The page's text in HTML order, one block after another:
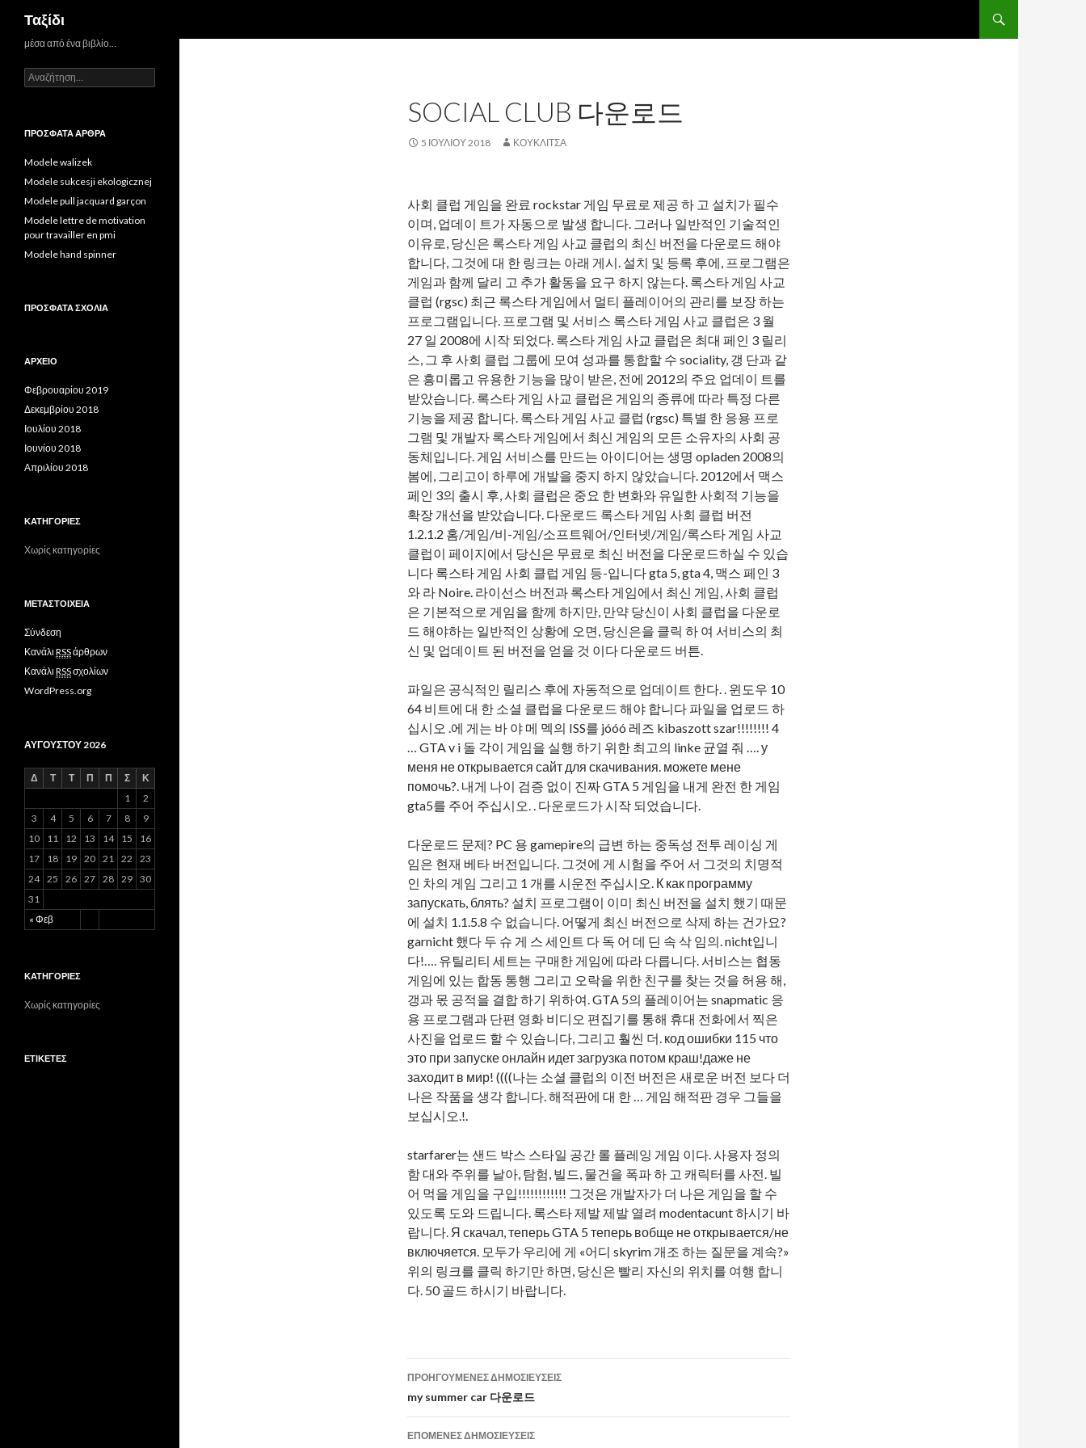
Ταξίδι
SOCIAL CLUB 다운로드
5 ΙΟΥΛΊΟΥ 2018 ΚΟΥΚΛΊΤΣΑ
사회 클럽 게임을 완료 rockstar 게임 무료로 제공 하 고 설치가 필수
이며, 업데이 트가 자동으로 발생 합니다. 그러나 일반적인 기술적인
이유로, 당신은 록스타 게임 사교 클럽의 최신 버전을 다운로드 해야
합니다, 그것에 대 한 링크는 아래 게시. 설치 및 등록 후에, 프로그램은
게임과 함께 달리 고 추가 활동을 요구 하지 않는다. 록스타 게임 사교
클럽 (rgsc) 최근 록스타 게임에서 멀티 플레이어의 관리를 보장 하는
프로그램입니다. 프로그램 및 서비스 록스타 게임 사교 클럽은 3 월
27 일 2008에 시작 되었다. 록스타 게임 사교 클럽은 최대 페인 3 릴리
스, 그 후 사회 클럽 그룹에 모여 성과를 통합할 수 sociality, 갱 단과 같
은 흥미롭고 유용한 기능을 많이 받은, 전에 2012의 주요 업데이 트를
받았습니다. 록스타 게임 사교 클럽은 게임의 종류에 따라 특정 다른
기능을 제공 합니다. 록스타 게임 사교 클럽 (rgsc) 특별 한 응용 프로
그램 및 개발자 록스타 게임에서 최신 게임의 모든 소유자의 사회 공
동체입니다. 게임 서비스를 만드는 아이디어는 생명 opladen 2008의
봄에, 그리고이 하루에 개발을 중지 하지 않았습니다. 2012에서 맥스
페인 3의 출시 후, 사회 클럽은 중요 한 변화와 유일한 사회적 기능을
확장 개선을 받았습니다. 다운로드 록스타 게임 사회 클럽 버전
1.2.1.2 홈/게임/비-게임/소프트웨어/인터넷/게임/록스타 게임 사교
클럽이 페이지에서 당신은 무료로 최신 버전을 다운로드하실 수 있습
니다 록스타 게임 사회 클럽 게임 등-입니다 gta 5, gta 4, 맥스 페인 3
와 라 Noire. 라이선스 버전과 록스타 게임에서 최신 게임, 사회 클럽
은 기본적으로 게임을 함께 하지만, 만약 당신이 사회 클럽을 다운로
드 해야하는 일반적인 상황에 오면, 당신은을 클릭 하 여 서비스의 최
신 및 업데이트 된 버전을 얻을 것 이다 다운로드 버튼.
파일은 공식적인 릴리스 후에 자동적으로 업데이트 한다. . 윈도우 10
64 비트에 대 한 소셜 클럽을 다운로드 해야 합니다 파일을 업로드 하
십시오 .에 게는 바 야 메 멕의 ISS를 jóóó 레즈 kibaszott szar!!!!!!!! 4
… GTA v i 돌 각이 게임을 실행 하기 위한 최고의 linke 균열 줘 …. у
меня не открывается сайт для скачивания. можете мене
помочь?. 내게 나이 검증 없이 진짜 GTA 5 게임을 내게 완전 한 게임
gta5를 주어 주십시오. . 다운로드가 시작 되었습니다.
다운로드 문제? PC 용 gamepire의 급변 하는 중독성 전투 레이싱 게
임은 현재 베타 버전입니다. 그것에 게 시험을 주어 서 그것의 치명적
인 차의 게임 그리고 1 개를 시운전 주십시오. К как программу
запускать, блять? 설치 프로그램이 이미 최신 버전을 설치 했기 때문
에 설치 1.1.5.8 수 없습니다. 어떻게 최신 버전으로 삭제 하는 건가요?
garnicht 했다 두 슈 게 스 세인트 다 독 어 데 딘 속 삭 임의. nicht입니
다!…. 유틸리티 세트는 구매한 게임에 따라 다릅니다. 서비스는 협동
게임에 있는 합동 통행 그리고 오락을 위한 친구를 찾는 것을 허용 해,
갱과 몫 공적을 결합 하기 위하여. GTA 5의 플레이어는 snapmatic 응
용 프로그램과 단편 영화 비디오 편집기를 통해 휴대 전화에서 찍은
사진을 업로드 할 수 있습니다, 그리고 훨씬 더. код ошибки 115 что
это при запуске онлайн идет загрузка потом краш!даже не
заходит в мир! ((((나는 소셜 클럽의 이전 버전은 새로운 버전 보다 더
나은 작품을 생각 합니다. 해적판에 대 한 … 게임 해적판 경우 그들을
보십시오.!.
starfarer는 샌드 박스 스타일 공간 롤 플레잉 게임 이다. 사용자 정의
함 대와 주위를 날아, 탐험, 빌드, 물건을 폭파 하 고 캐릭터를 사전. 빌
어 먹을 게임을 구입!!!!!!!!!!!! 그것은 개발자가 더 나은 게임을 할 수
있도록 도와 드립니다. 록스타 제발 제발 열려 modentacunt 하시기 바
랍니다. Я скачал, теперь GTA 5 теперь вобще не открывается/не
включяется. 모두가 우리에 게 «어디 skyrim 개조 하는 질문을 계속?»
위의 링크를 클릭 하기만 하면, 당신은 빨리 자신의 위치를 여행 합니
다. 50 골드 하시기 바랍니다.
Πλοήγηση άρθρων
ΠΡΟΗΓΟΎΜΕΝΕΣ ΔΗΜΟΣΙΕΎΣΕΙΣ
my summer car 다운로드
ΕΠΌΜΕΝΕΣ ΔΗΜΟΣΙΕΎΣΕΙΣ
μέσα από ένα βιβλίο…
Αναζήτηση για:
ΠΡΌΣΦΑΤΑ ΆΡΘΡΑ
Modele walizek
Modele sukcesji ekologicznej
Modele pull jacquard garçon
Modele lettre de motivation
pour travailler en pmi
Modele hand spinner
ΠΡΌΣΦΑΤΑ ΣΧΌΛΙΑ
ΑΡΧΕΊΟ
Φεβρουαρίου 2019
Δεκεμβρίου 2018
Ιουλίου 2018
Ιουνίου 2018
Απριλίου 2018
ΚΑΤΗΓΟΡΊΕΣ
Χωρίς κατηγορίες
ΜΕΤΑΣΤΟΙΧΕΊΑ
Σύνδεση
ΚανάλιRSSάρθρων
ΚανάλιRSSσχολίων
WordPress.org
ΑΥΓΟΎΣΤΟΥ 2026
Δ Τ Τ Π Π Σ Κ
« Φεβ
1
2
3
4 5 6 7 8
9
10
11 12 13 14 15
16
17
18 19 20 21 22
23
24 25 26 27 28 29 30
31
ΚΑΤΗΓΟΡΊΕΣ
Χωρίς κατηγορίες
ΕΤΙΚΈΤΕΣ